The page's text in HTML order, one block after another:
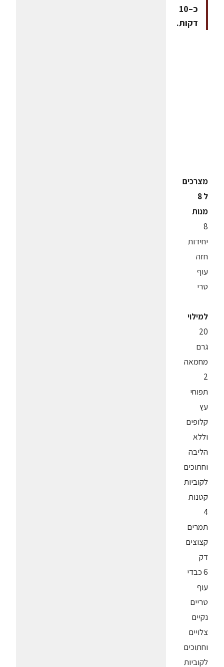
כ–10
דקות.
מצרכים
ל 8
מנות
8
יחידות
חזה
עוף
טרי
למילוי
20
גרם
מחמאה
2
תפוחי
עץ
קלופים
וללא
הליבה
וחתוכים
לקוביות
קטנות
4
תמרים
קצוצים
דק
6 כבדי
עוף
טריים
נקיים
צלויים
וחתוכים
לקוביות